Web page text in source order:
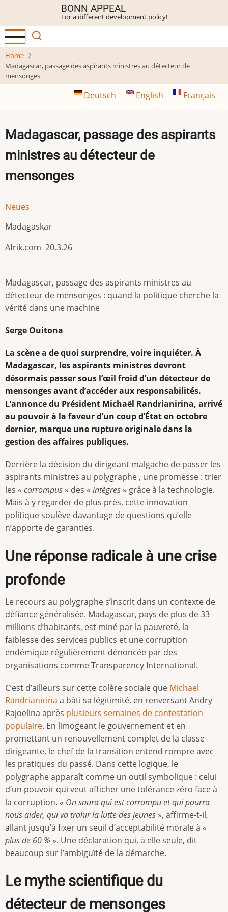
main
content
BONN APPEAL
For a different development policy!
Home
Madagascar, passage des aspirants ministres au détecteur de
mensonges
Deutsch English Français
Madagascar, passage des aspirants
ministres au détecteur de
mensonges
Neues
Madagaskar
Afrik.com 20.3.26
Madagascar, passage des aspirants ministres au
détecteur de mensonges : quand la politique cherche la
vérité dans une machine
Serge Ouitona
La scène a de quoi surprendre, voire inquiéter. À
Madagascar, les aspirants ministres devront
désormais passer sous l’œil froid d’un détecteur de
mensonges avant d’accéder aux responsabilités.
L’annonce du Président Michaël Randrianirina, arrivé
au pouvoir à la faveur d’un coup d’État en octobre
dernier, marque une rupture originale dans la
gestion des affaires publiques.
Derrière la décision du dirigeant malgache de passer les
aspirants ministres au polygraphe , une promesse : trier
les « corrompus » des « intègres » grâce à la technologie.
Mais à y regarder de plus près, cette innovation
politique soulève davantage de questions qu’elle
n’apporte de garanties.
Une réponse radicale à une crise
profonde
Le recours au polygraphe s’inscrit dans un contexte de
défiance généralisée. Madagascar, pays de plus de 33
millions d’habitants, est miné par la pauvreté, la
faiblesse des services publics et une corruption
endémique régulièrement dénoncée par des
organisations comme Transparency International.
C’est d’ailleurs sur cette colère sociale que Michael
Randrianirina a bâti sa légitimité, en renversant Andry
Rajoelina après plusieurs semaines de contestation
populaire. En limogeant le gouvernement et en
promettant un renouvellement complet de la classe
dirigeante, le chef de la transition entend rompre avec
les pratiques du passé. Dans cette logique, le
polygraphe apparaît comme un outil symbolique : celui
d’un pouvoir qui veut afficher une tolérance zéro face à
la corruption. « On saura qui est corrompu et qui pourra
nous aider, qui va trahir la lutte des jeunes », affirme-t-il,
allant jusqu’à fixer un seuil d’acceptabilité morale à «
plus de 60 % ». Une déclaration qui, à elle seule, dit
beaucoup sur l’ambiguïté de la démarche.
Le mythe scientifique du
détecteur de mensonges